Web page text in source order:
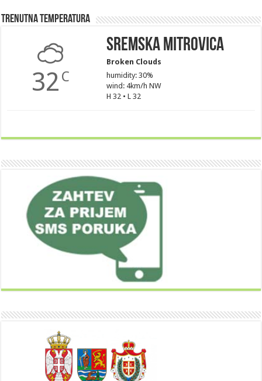
Trenutna Temperatura
32 C
Sremska Mitrovica
Broken Clouds
humidity: 30%
wind: 4km/h NW
H 32 • L 32